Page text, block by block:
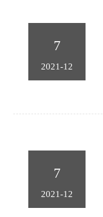
7
2021-12
7
2021-12